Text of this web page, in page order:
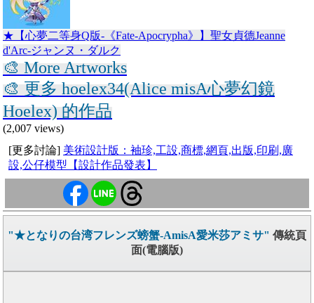
★【心夢二等身Q版-《Fate-Apocrypha》】聖女貞德Jeanne
d'Arc-ジャンヌ・ダルク
🎨 More Artworks
🎨 更多 hoelex34(Alice misA心夢幻鏡
Hoelex) 的作品
(2,007 views)
[更多討論] 美術設計版：袖珍,工設,商標,網頁,出版,印刷,廣
設,公仔模型【設計作品發表】
"★となりの台湾フレンズ螃蟹-AmisA愛米莎アミサ" 傳統頁
面(電腦版)